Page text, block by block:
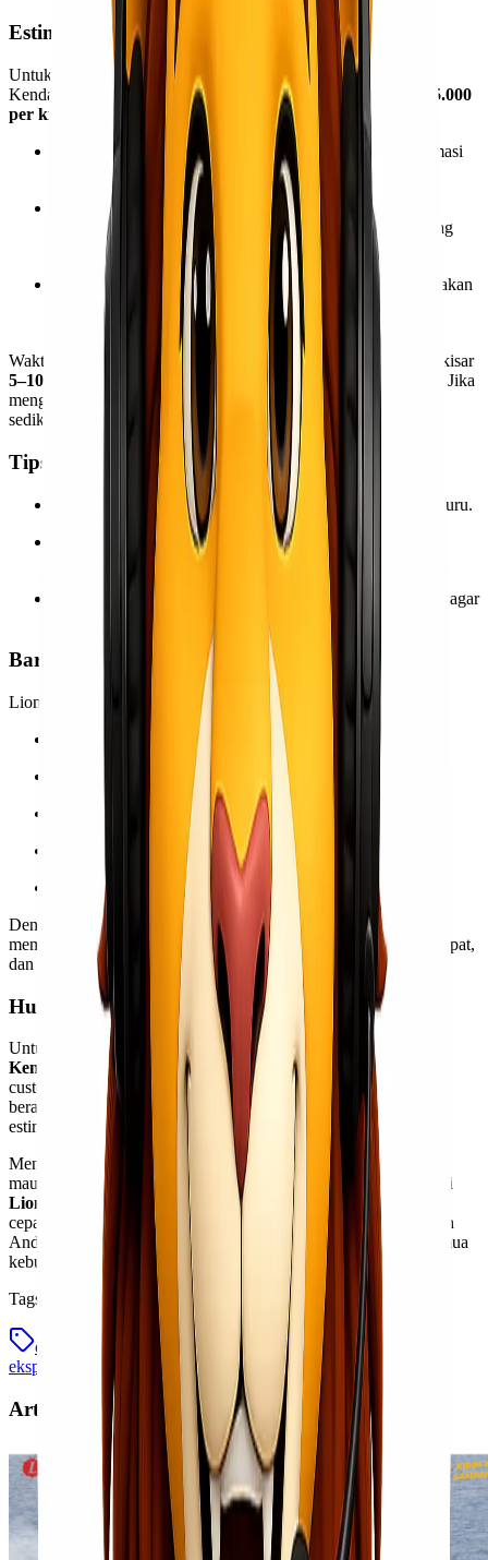
Estimasi Tarif & Waktu Pengiriman
Untuk memberikan gambaran, pengiriman barang umum dari
Kendari ke Semarang biasanya berkisar antara
Rp 10.000 – 15.000
per kilogram
tergantung berat, volume, dan jenis barang.
Barang kecil (10–20 kg)
: Tarif terjangkau dengan estimasi
waktu 5–7 hari via laut/reguler.
Barang sedang (50–100 kg)
: Tarif lebih ekonomis per
kilogram karena pengiriman cargo besar biasanya dihitung
borongan.
Barang besar (100 kg ke atas)
: Lebih hemat menggunakan
layanan laut dengan tarif yang bisa dinegosiasikan sesuai
kebutuhan.
Waktu pengiriman rata-rata untuk rute Kendari – Semarang berkisar
5–10 hari kerja
tergantung moda transportasi yang digunakan. Jika
menggunakan udara, tentu waktu bisa lebih cepat dengan biaya
sedikit lebih tinggi.
Tips Mendapatkan Tarif Termurah
Gunakan layanan ECO atau reguler
bila tidak terburu-buru.
Pastikan barang dipacking rapi untuk menghindari
perhitungan volume yang lebih besar.
Konsultasikan terlebih dahulu dengan tim Lionel Express agar
mendapatkan perhitungan biaya paling efisien.
Barang yang Bisa Dikirim
Lionel Express melayani berbagai jenis barang, mulai dari:
Sarang burung walet
Mesin dan sparepart industri
Barang dagangan dalam jumlah besar
Hingga pengiriman dokumen atau paket khusus
Dengan pengalaman dan layanan profesional, Lionel Express
memastikan semua barang Anda sampai tujuan dengan aman, cepat,
dan tepat waktu.
Hubungi Lionel Express Sekarang
Untuk mendapatkan tarif terbaru dan penawaran khusus rute
Kendari – Semarang
, Anda bisa langsung menghubungi tim
customer service Lionel Express. Cukup sebutkan jenis barang,
berat, dimensi, dan alamat tujuan, maka tim akan memberikan
estimasi harga secara cepat dan transparan.
Mengirim barang dari Kendari ke Semarang kini tidak lagi sulit
maupun mahal. Dengan layanan ekspedisi cargo termurah
dari
Lionel Express
, Anda bisa menikmati pengiriman yang aman,
cepat, dan efisien sesuai kebutuhan. Jadi, percayakan pengiriman
Anda kepada Lionel Express – solusi logistik andalan untuk semua
kebutuhan cargo.
Tags
ekspedisi cargo ekspedisi murah jasa cargo
ekspedisi
Artikel Terkait